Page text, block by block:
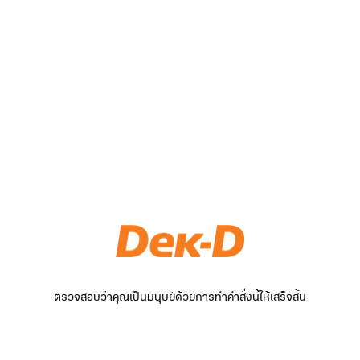
ตรวจสอบว่าคุณเป็นมนุษย์ด้วยการทำคำสั่งนี้ให้เสร็จสิ้น